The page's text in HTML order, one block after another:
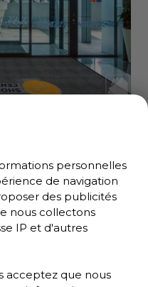
INLAY
personnelles
de navigation
des publicités
nous collectons
IP et d'autres
acceptez que nous